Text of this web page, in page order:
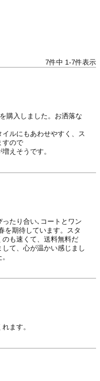
7件中 1-7件表示
ルにもあわせやすく、ス
すので
えそうです。
たり合い､コートとワン
を期待しています。スタ
も速くて、送料無料だ
て、心が温かい感じまし
ます。